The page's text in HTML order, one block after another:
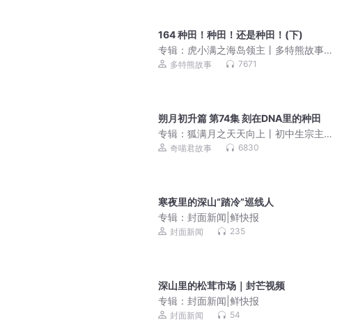
164 种田！种田！还是种田！(下)
专辑： 虎小满之海岛领主丨多特熊故事
丨虎小满领主系列
多特熊故事 7671
朔月初升篇 第74集 刻在DNA里的种田
专辑： 狐满月之天天向上丨初中生宗主
的自我修养丨奇喵宇宙
奇喵君故事 6830
寒夜里的深山“踏冷”巡线人
专辑： 封面新闻|鲜快报
封面新闻 235
深山里的松茸市场｜封芒视频
专辑： 封面新闻|鲜快报
封面新闻 54